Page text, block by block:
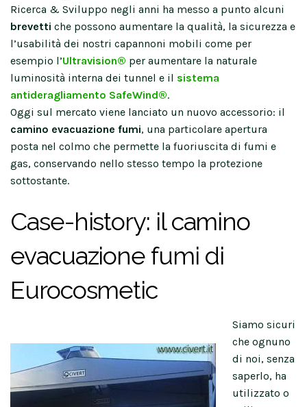
Ricerca & Sviluppo negli anni ha messo a punto alcuni
brevetti che possono aumentare la qualità, la sicurezza e
l’usabilità dei nostri capannoni mobili come per
esempio l’Ultravision® per aumentare la naturale
luminosità interna dei tunnel e il sistema
antideragliamento SafeWind®.
Oggi sul mercato viene lanciato un nuovo accessorio: il
camino evacuazione fumi, una particolare apertura
posta nel colmo che permette la fuoriuscita di fumi e
gas, conservando nello stesso tempo la protezione
sottostante.
Case-history: il camino
evacuazione fumi di
Eurocosmetic
Siamo sicuri
che ognuno
di noi, senza
saperlo, ha
utilizzato o